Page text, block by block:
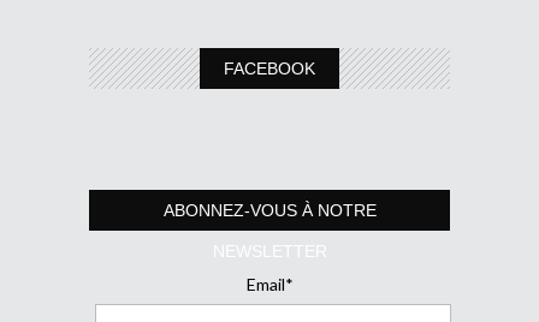
FACEBOOK
ABONNEZ-VOUS À NOTRE
NEWSLETTER
Email*